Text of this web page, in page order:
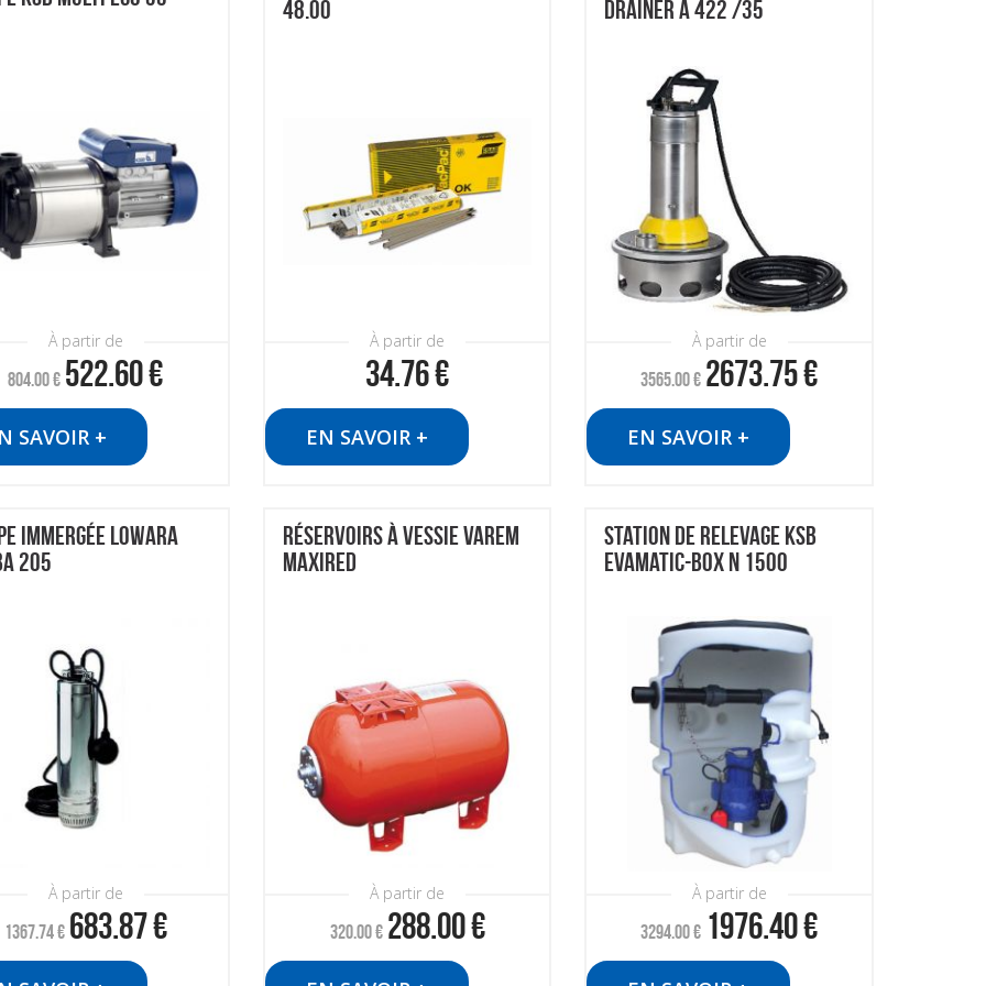
À partir de
804.00€ 522.60€
SAVOIR +
48.00
À partir de
34.76€
EN SAVOIR +
DRAINER A 422 /35
À partir de
3565.00€ 2673.75€
EN SAVOIR +
IMMERGÉE LOWARA
205
À partir de
1367.74€ 683.87€
RÉSERVOIRS À VESSIE VAREM
MAXIRED
À partir de
320.00€ 288.00€
STATION DE RELEVAGE KSB
EVAMATIC-BOX N 1500
À partir de
3294.00€ 1976.40€